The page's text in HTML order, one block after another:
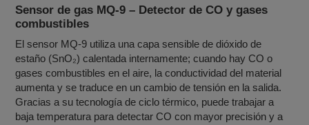
Sensor de gas MQ‑9 – Detector de CO y gases
combustibles
El sensor MQ‑9 utiliza una capa sensible de dióxido de
estaño (SnO₂) calentada internamente; cuando hay CO o
gases combustibles en el aire, la conductividad del material
aumenta y se traduce en un cambio de tensión en la salida.
Gracias a su tecnología de ciclo térmico, puede trabajar a
baja temperatura para detectar CO con mayor precisión y a